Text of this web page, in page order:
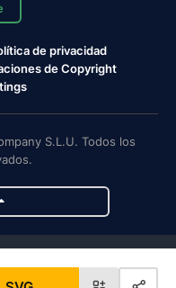
de privacidad
de Copyright
S.L.U. Todos los